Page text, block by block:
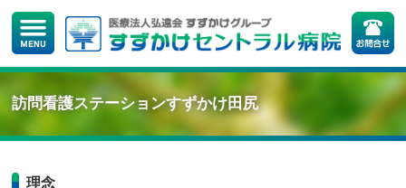
訪問看護ステーションすずかけ田尻
理念